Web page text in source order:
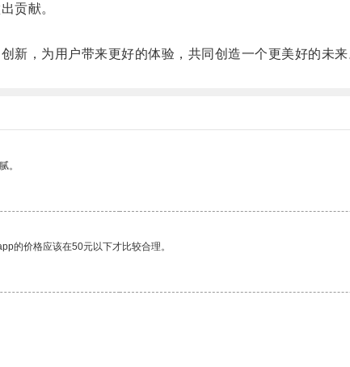
贡献。
，为用户带来更好的体验，共同创造一个更美好的未来
。
的价格应该在50元以下才比较合理。